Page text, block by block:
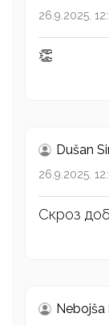
26.9.2025.
👏
Dušan
26.9.2025.
Скроз